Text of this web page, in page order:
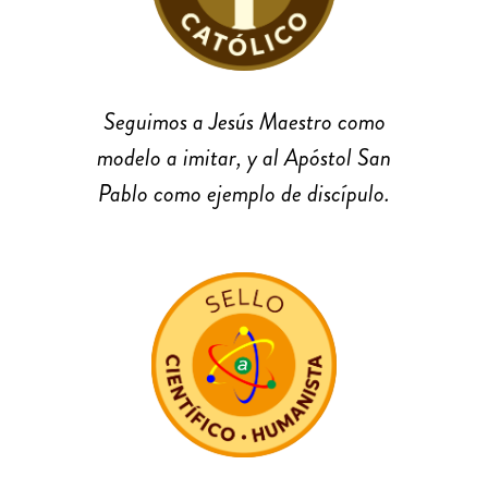
Seguimos a Jesús Maestro como
modelo a imitar, y al Apóstol San
Pablo como ejemplo de discípulo.